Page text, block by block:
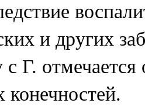
и других
Г. отмечается